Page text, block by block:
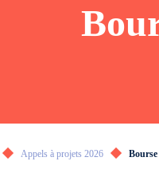
Appels à projets 2026